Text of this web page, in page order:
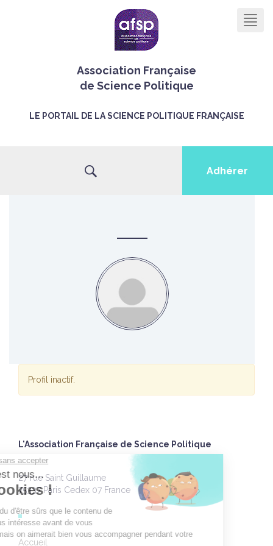
Association Française
de Science Politique
LE PORTAIL DE LA SCIENCE POLITIQUE FRANÇAISE
Adhérer
Profil inactif.
L'Association Française de Science Politique
27 rue Saint Guillaume
75337 Paris Cedex 07 France
Accueil